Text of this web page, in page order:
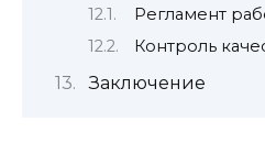
Регламент
Контроль
Заключение